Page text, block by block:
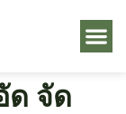
ด จัด